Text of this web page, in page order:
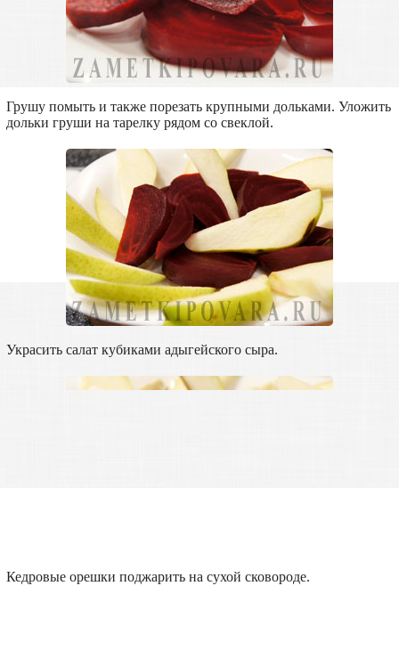
Грушу помыть и также порезать крупными дольками. Уложить
дольки груши на тарелку рядом со свеклой.
Украсить салат кубиками адыгейского сыра.
Кедровые орешки поджарить на сухой сковороде.